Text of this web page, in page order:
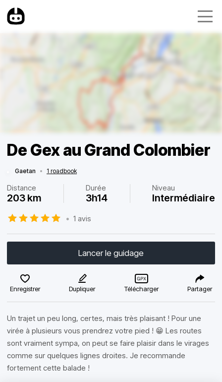
De Gex au Grand Colombier
Gaetan • 1 roadbook
Distance
203 km
Durée
3h14
Niveau
Intermédiaire
• 1 avis
Lancer le guidage
Enregistrer Dupliquer Télécharger Partager
Un trajet un peu long, certes, mais très plaisant ! Pour une
virée à plusieurs vous prendrez votre pied ! 😁 Les routes
sont vraiment sympa, on peut se faire plaisir dans le virages
comme sur quelques lignes droites. Je recommande
fortement cette balade !